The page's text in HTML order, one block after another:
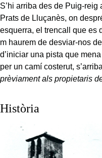
S’hi arriba des de Puig-reig
Prats de Lluçanès, on
esquerra, el trencall que es
m haurem de desviar-nos
d’iniciar una pista que
per un camí costerut,
prèviament als propietaris
Història